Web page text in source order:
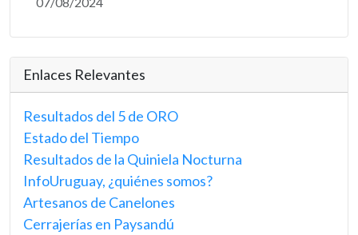
Enlaces Relevantes
Resultados del 5 de ORO
Estado del Tiempo
Resultados de la Quiniela Nocturna
InfoUruguay, ¿quiénes somos?
Artesanos de Canelones
Cerrajerías en Paysandú